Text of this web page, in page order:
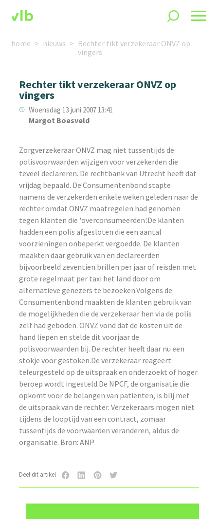
home nieuws
Rechter tikt verzekeraar ONVZ op
vingers
Rechter tikt verzekeraar ONVZ op
vingers
Woensdag 13 juni 2007 13:41
Margot Boesveld
Zorgverzekeraar ONVZ mag niet tussentijds de
polisvoorwaarden wijzigen voor verzekerden die
teveel declareren. De rechtbank van Utrecht heeft dat
vrijdag bepaald. De Consumentenbond stapte
namens de verzekerden enkele weken geleden naar de
rechter omdat ONVZ maatregelen had genomen
tegen klanten die 'overconsumeerden'.De klanten
hadden een polis afgesloten die een aantal
voorzieningen onbeperkt vergoedde. De klanten
maakten daar gebruik van en declareerden
bijvoorbeeld zeventien brillen per jaar of reisden met
grote regelmaat per taxi het land door om
alternatieve genezers te bezoeken.Volgens de
Consumentenbond maakten de klanten gebruik van
de mogelijkheden die de verzekeraar hen via de polis
zelf had geboden. ONVZ vond dat de kosten uit de
hand liepen en stelde dit voorjaar de
polisvoorwaarden bij. De rechter heeft daar nu een
stokje voor gestoken.De verzekeraar reageert
teleurgesteld op de uitspraak en onderzoekt of hoger
beroep wordt ingesteld.De NPCF, de organisatie die
opkomt voor de belangen van patiënten, is blij met
de uitspraak van de rechter. Verzekeraars mogen niet
tijdens de looptijd van een contract, zomaar
tussentijds de voorwaarden veranderen, aldus de
organisatie. Bron: ANP
Deel dit artikel